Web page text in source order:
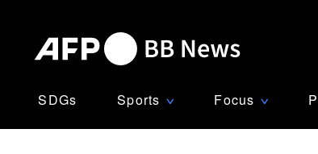
SDGs Sports ∨ Focus ∨